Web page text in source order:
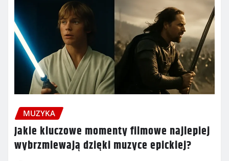
MUZYKA
Jakie kluczowe momenty filmowe najlepiej
wybrzmiewają dzięki muzyce epickiej?